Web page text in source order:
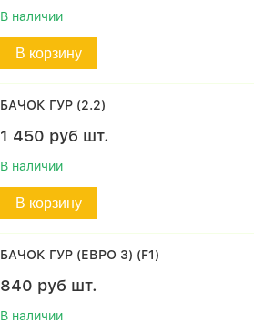
В наличии
В корзину
БАЧОК ГУР (2.2)
1 450 руб шт.
В наличии
В корзину
БАЧОК ГУР (ЕВРО 3) (F1)
840 руб шт.
В наличии